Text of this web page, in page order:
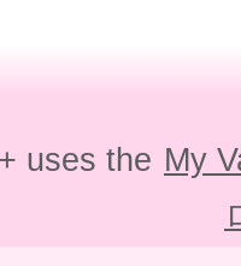
uses the My